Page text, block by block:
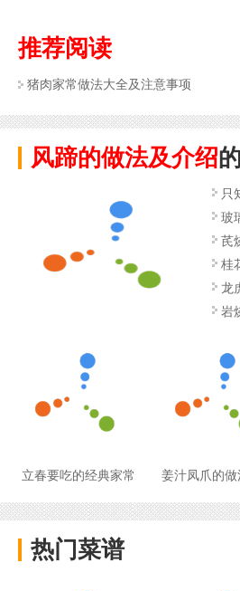
推荐阅读
猪肉家常做法大全及注意事项
风蹄的做法及介绍
只
玻
芪
桂
龙
岩
立春要吃的经典家常 姜汁凤爪的做
热门菜谱